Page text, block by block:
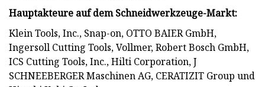
Hauptakteure auf dem Schneidwerkzeuge-Markt:
Klein Tools, Inc., Snap-on, OTTO BAIER GmbH,
Ingersoll Cutting Tools, Vollmer, Robert Bosch GmbH,
ICS Cutting Tools, Inc., Hilti Corporation, J
SCHNEEBERGER Maschinen AG, CERATIZIT Group und